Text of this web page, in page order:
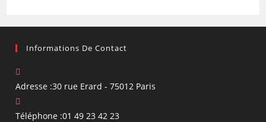
Informations De Contact
Adresse :30 rue Erard - 75012 Paris
Téléphone :01 49 23 42 23